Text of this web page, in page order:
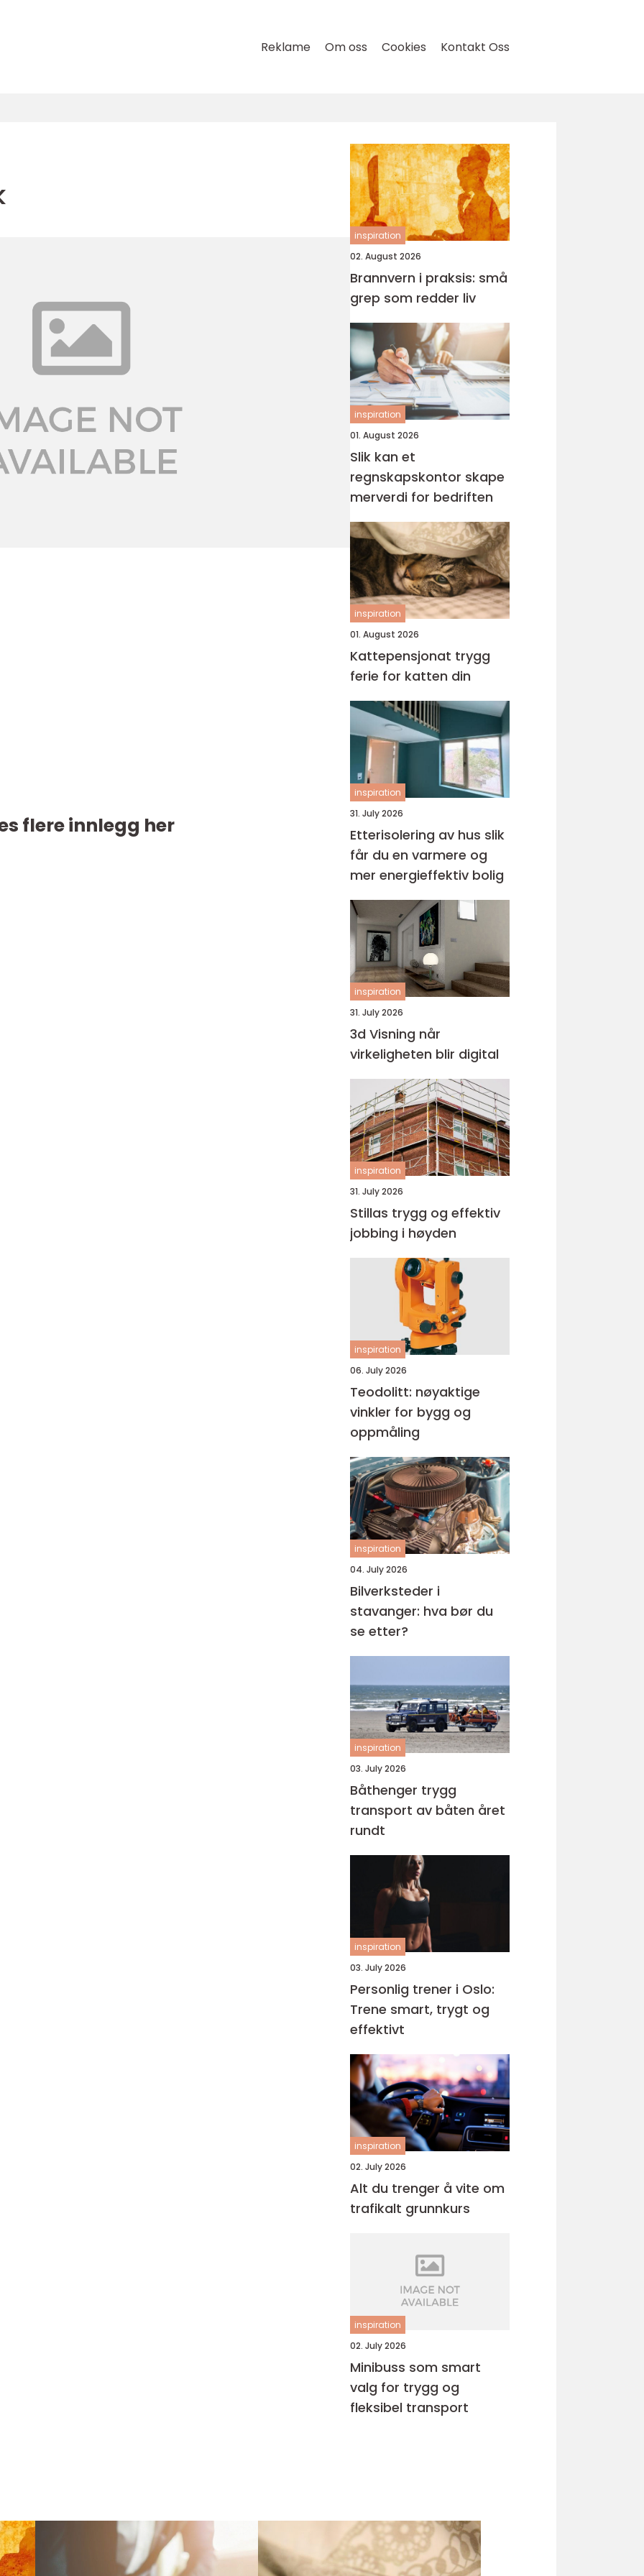
Reklame Om oss Cookies Kontakt Oss
flere innlegg her
inspiration
02. August 2026
Brannvern i praksis: små
grep som redder liv
inspiration
01. August 2026
Slik kan et
regnskapskontor skape
merverdi for bedriften
inspiration
01. August 2026
Kattepensjonat trygg
ferie for katten din
inspiration
31. July 2026
Etterisolering av hus slik
får du en varmere og
mer energieffektiv bolig
inspiration
31. July 2026
3d Visning når
virkeligheten blir digital
inspiration
31. July 2026
Stillas trygg og effektiv
jobbing i høyden
inspiration
06. July 2026
Teodolitt: nøyaktige
vinkler for bygg og
oppmåling
inspiration
04. July 2026
Bilverksteder i
stavanger: hva bør du
se etter?
inspiration
03. July 2026
Båthenger trygg
transport av båten året
rundt
inspiration
03. July 2026
Personlig trener i Oslo:
Trene smart, trygt og
effektivt
inspiration
02. July 2026
Alt du trenger å vite om
trafikalt grunnkurs
inspiration
02. July 2026
Minibuss som smart
valg for trygg og
fleksibel transport